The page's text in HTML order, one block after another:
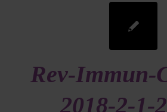
Rev-Immun-
2018-2-1-